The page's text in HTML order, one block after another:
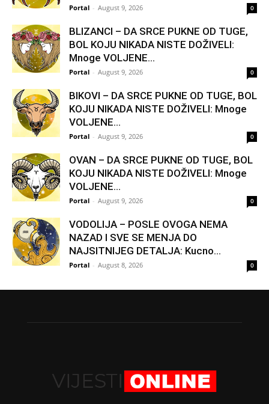
Portal - August 9, 2026 0
BLIZANCI – DA SRCE PUKNE OD TUGE,
BOL KOJU NIKADA NISTE DOŽIVELI:
Mnoge VOLJENE...
Portal - August 9, 2026 0
BIKOVI – DA SRCE PUKNE OD TUGE, BOL
KOJU NIKADA NISTE DOŽIVELI: Mnoge
VOLJENE...
Portal - August 9, 2026 0
OVAN – DA SRCE PUKNE OD TUGE, BOL
KOJU NIKADA NISTE DOŽIVELI: Mnoge
VOLJENE...
Portal - August 9, 2026 0
VODOLIJA – POSLE OVOGA NEMA
NAZAD I SVE SE MENJA DO
NAJSITNIJEG DETALJA: Kucno...
Portal - August 8, 2026 0